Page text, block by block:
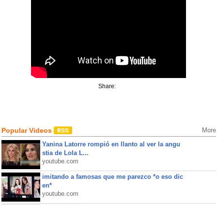
Share:
Popular Videos More
Yanina Latorre rompió en llanto al ver la angu
stia de Lola L...
youtube.com
imitando a famosas que me parezco *o eso dic
en*
youtube.com